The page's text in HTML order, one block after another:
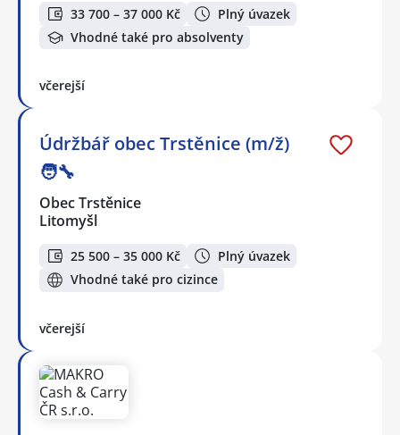
33 700 – 37 000 Kč
Plný úvazek
Vhodné také pro absolventy
včerejší
Údržbář obec Trstěnice (m/ž)
🧑‍🔧
Obec Trstěnice
Litomyšl
25 500 – 35 000 Kč
Plný úvazek
Vhodné také pro cizince
včerejší